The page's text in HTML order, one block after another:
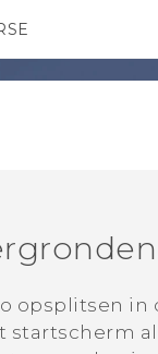
opsplitsen
startscherm